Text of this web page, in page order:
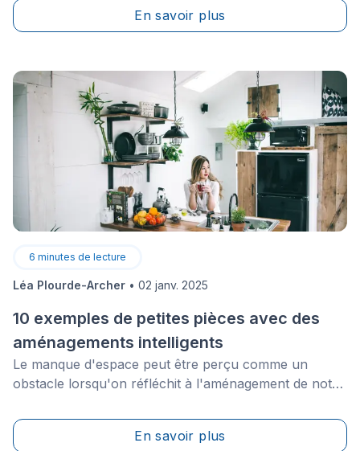
maçon engagé par un entrepreneur saura répondre à
l’appel.
En savoir plus
6 minutes de lecture
Léa Plourde-Archer • 02 janv. 2025
10 exemples de petites pièces avec des
aménagements intelligents
Le manque d'espace peut être perçu comme un
obstacle lorsqu'on réfléchit à l'aménagement de notre
forcément plus compliqué. En fait, tout est question de
perception.&nbsp;
En savoir plus